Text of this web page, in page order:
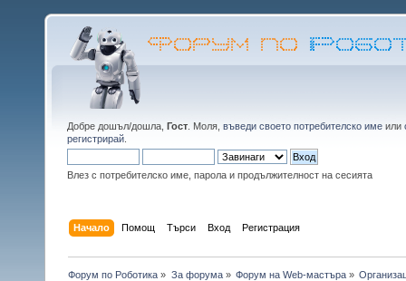
Добре дошъл/дошла, Гост . Моля, въведи своето потребителско име или
регистрирай
Влез с потребителско име, парола и продължителност на сесията
Начало Помощ Търси Вход Регистрация
Форум по Роботика » За форума» Форум на Web-мастъра»